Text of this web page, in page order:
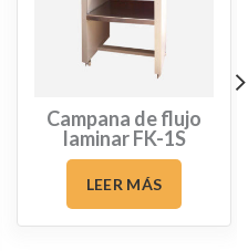
Campana de flujo
laminar FK-1S
LEER MÁS